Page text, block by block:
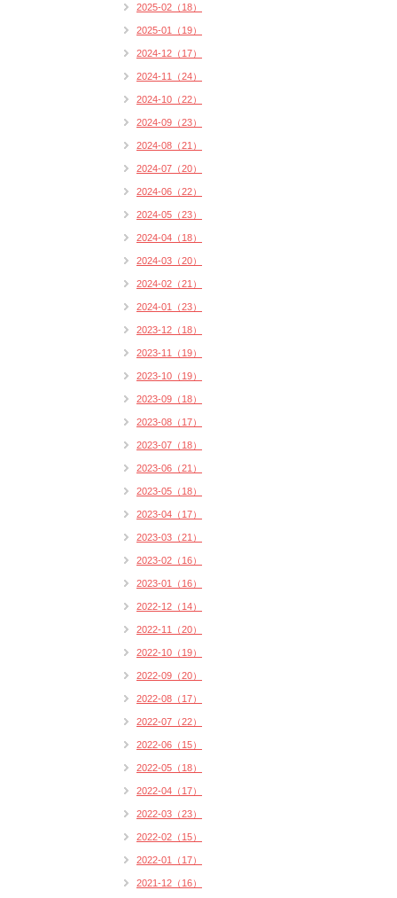
2025-02（18）
2025-01（19）
2024-12（17）
2024-11（24）
2024-10（22）
2024-09（23）
2024-08（21）
2024-07（20）
2024-06（22）
2024-05（23）
2024-04（18）
2024-03（20）
2024-02（21）
2024-01（23）
2023-12（18）
2023-11（19）
2023-10（19）
2023-09（18）
2023-08（17）
2023-07（18）
2023-06（21）
2023-05（18）
2023-04（17）
2023-03（21）
2023-02（16）
2023-01（16）
2022-12（14）
2022-11（20）
2022-10（19）
2022-09（20）
2022-08（17）
2022-07（22）
2022-06（15）
2022-05（18）
2022-04（17）
2022-03（23）
2022-02（15）
2022-01（17）
2021-12（16）